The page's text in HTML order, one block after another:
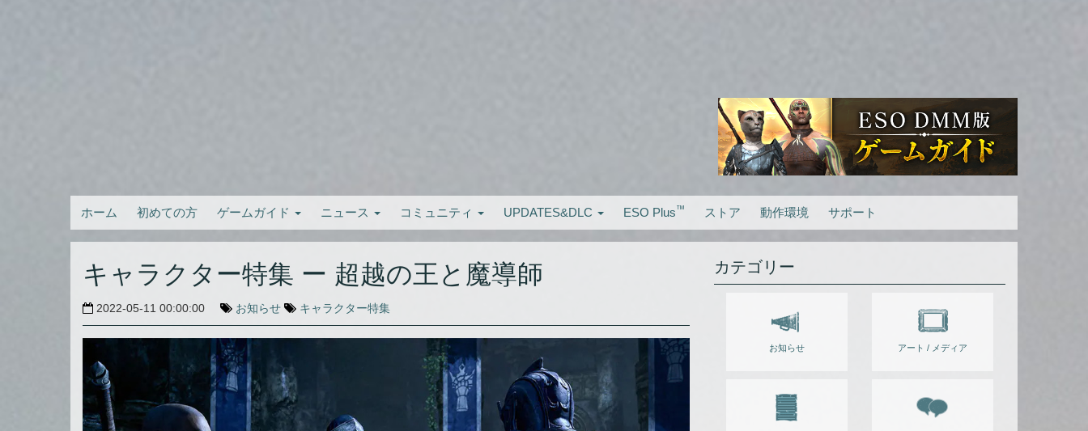
ホーム 初めての方 ゲームガイド ニュース コミュニティ UPDATES&DLC ESO Plus™ ストア 動作環境 サポート
キャラクター特集 ー 超越の王と魔導師
2022-05-11 00:00:00 お知らせ キャラクター特集
カテゴリー
お知らせ アート / メディア